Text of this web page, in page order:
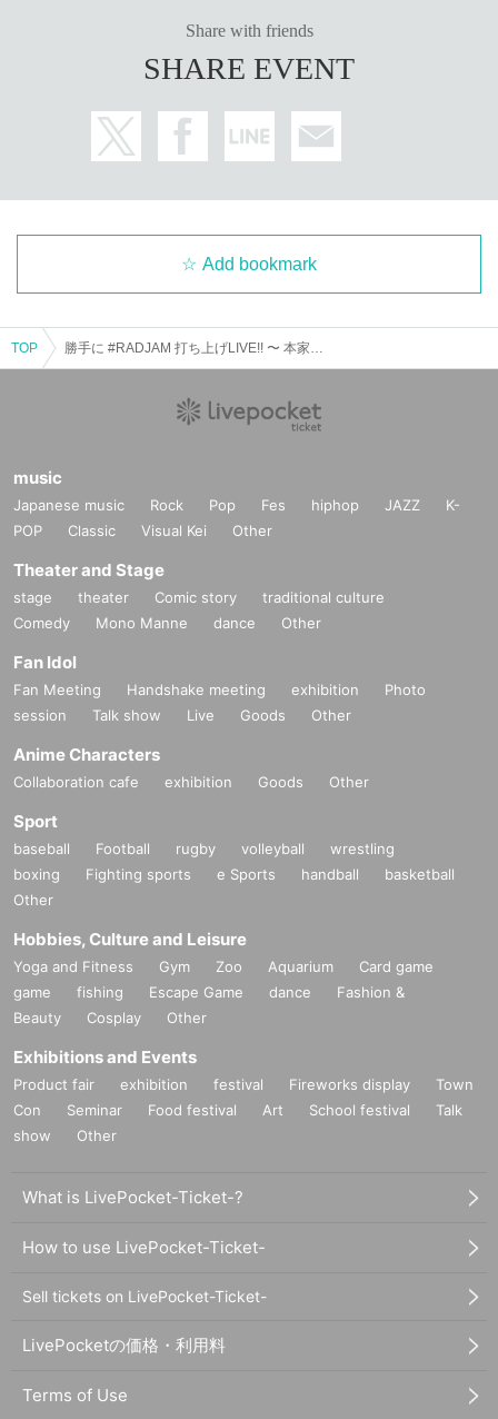
Share with friends
SHARE EVENT
Add bookmark
TOP
music
Japanese music Rock Pop Fes hiphop JAZZ
K-
POP
Classic Visual Kei Other
Theater and Stage
stage theater Comic story
traditional culture
Comedy
Mono Manne dance Other
Fan Idol
Fan Meeting Handshake meeting exhibition
Photo
session
Talk show Live Goods Other
Anime Characters
Collaboration cafe exhibition Goods Other
Sport
baseball Football rugby volleyball
wrestling
boxing
Fighting sports e Sports handball
basketball
Other
Hobbies, Culture and Leisure
Yoga and Fitness Gym Zoo Aquarium
Card game
game
fishing Escape Game dance
Fashion &
Beauty
Cosplay Other
Exhibitions and Events
Product fair exhibition festival Fireworks display
Town
Con
Seminar Food festival Art School festival
Talk
show
Other
What is LivePocket-Ticket-?
How to use LivePocket-Ticket-
Sell tickets on LivePocket-Ticket-
LivePocketの価格・利用料
Terms of Use